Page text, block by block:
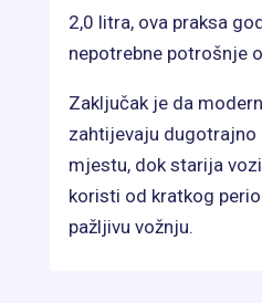
2,0 litra, ova praksa
nepotrebne potrošnje
Zaključak je da
zahtijevaju dugotrajno
mjestu, dok starija
koristi od kratkog
pažljivu vožnju.